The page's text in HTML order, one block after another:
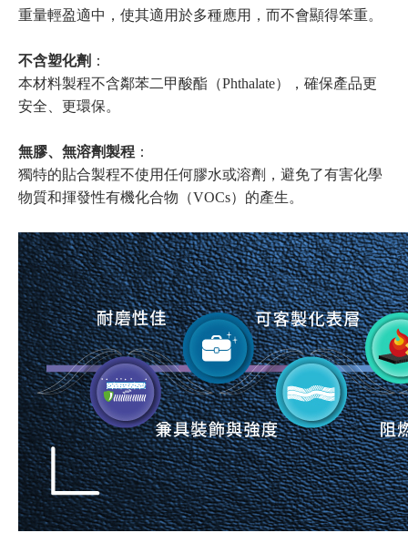
重量輕盈適中，使其適用於多種應用，而不會顯得笨重。
不含塑化劑 ：
本材料製程不含鄰苯二甲酸酯（Phthalate），確保產品更
安全、更環保。
無膠、無溶劑製程 ：
獨特的貼合製程不使用任何膠水或溶劑，避免了有害化學
物質和揮發性有機化合物（VOCs）的產生。